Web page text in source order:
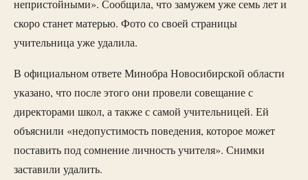
непристойными». Сообщила, что замужем уже семь лет и
скоро станет матерью. Фото со своей страницы
учительница уже удалила.
В официальном ответе Минобра Новосибирской области
указано, что после этого они провели совещание с
директорами школ, а также с самой учительницей. Ей
объяснили «недопустимость поведения, которое может
поставить под сомнение личность учителя». Снимки
заставили удалить.